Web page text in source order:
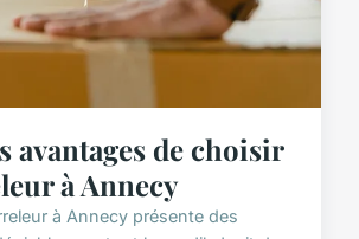
avantages de choisir
à Annecy
à Annecy présente des